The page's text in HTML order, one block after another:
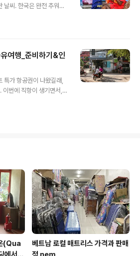
날씨. 한국은 완전 추워서
비자를 받고. 도착비자
아서인지, "감사합니
그리 기분나쁘지 않게 하
러씩 넣어 주시더라고요.
으면 입국을 시켜주지 않
양반이네요. 그렇게 입국
로 갈아입은 뒤, 공항에서
여행_준비하기&인
특가 항공권이 나왔길래,
번에 직항이 생기면서,
가장 선호하기 때문에 우
지만, 이번에는 그래도
그 다음 해야 할 일은...
행 스타일이 원래 하루에 1
해놓고, 보다가 가고 싶은
통해서 가거나, 나머지 시..
(Qua
베트남 로컬 매트리스 가격과 판매